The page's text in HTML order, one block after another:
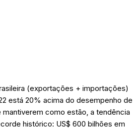
(exportações + importações)
está 20% acima do desempenho de
mantiverem como estão, a tendência
histórico: US$ 600 bilhões em